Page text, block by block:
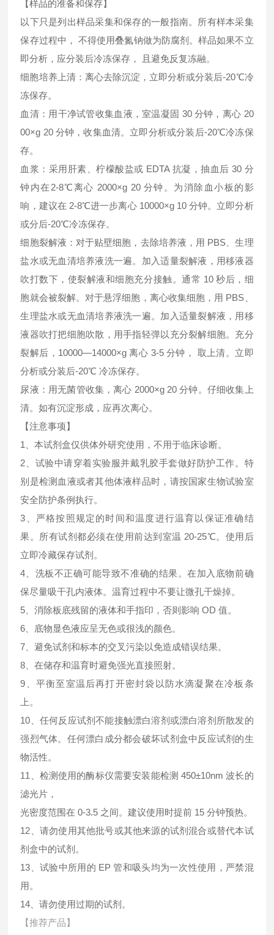
【样品的准备和保存】
以下只是列出样品采集和保存的一般指南。所有样本采集
保存过程中， 不得使用叠氮钠做为防腐剂。样品如果不立
即分析，应分装后冷冻保存， 且避免反复冻融。
细胞培养上清：离心去除沉淀，立即分析或分装后-20℃冷
冻保存。
血清：用干净试管收集血液，室温凝固 30 分钟，离心 20
00×g 20 分钟，收集血清。立即分析或分装后-20℃冷冻保
存。
血浆：采用肝素、柠檬酸盐或 EDTA 抗凝，抽血后 30 分
钟内在2-8℃离心 2000×g 20 分钟。为消除血小板的影
响，建议在 2-8℃进一步离心 10000×g 10 分钟。立即分析
或分后-20℃冷冻保存。
细胞裂解液：对于贴壁细胞，去除培养液，用 PBS、生理
盐水或无血清培养液洗一遍。加入适量裂解液，用移液器
吹打数下，使裂解液和细胞充分接触。通常 10 秒后，细
胞就会被裂解。对于悬浮细胞，离心收集细胞，用 PBS、
生理盐水或无血清培养液洗一遍。加入适量裂解液，用移
液器吹打把细胞吹散，用手指轻弹以充分裂解细胞。充分
裂解后，10000—14000×g 离心 3-5 分钟， 取上清。立即
分析或分装后-20℃ 冷冻保存。
尿液：用无菌管收集，离心 2000×g 20 分钟。仔细收集上
清。如有沉淀形成，应再次离心。
【注意事项】
1、本试剂盒仅供体外研究使用，不用于临床诊断。
2、试验中请穿着实验服并戴乳胶手套做好防护工作。特
别是检测血液或者其他体液样品时，请按国家生物试验室
安全防护条例执行。
3、严格按照规定的时间和温度进行温育以保证准确结
果。所有试剂都必须在使用前达到室温 20-25℃。使用后
立即冷藏保存试剂。
4、洗板不正确可能导致不准确的结果。在加入底物前确
保尽量吸干孔内液体。温育过程中不要让微孔干燥掉。
5、消除板底残留的液体和手指印，否则影响 OD 值。
6、底物显色液应呈无色或很浅的颜色。
7、避免试剂和标本的交叉污染以免造成错误结果。
8、在储存和温育时避免强光直接照射。
9、平衡至室温后再打开密封袋以防水滴凝聚在冷板条
上。
10、任何反应试剂不能接触漂白溶剂或漂白溶剂所散发的
强烈气体。任何漂白成分都会破坏试剂盒中反应试剂的生
物活性。
11、检测使用的酶标仪需要安装能检测 450±10nm 波长的
滤光片，
光密度范围在 0-3.5 之间。建议使用时提前 15 分钟预热。
12、请勿使用其他批号或其他来源的试剂混合或替代本试
剂盒中的试剂。
13、试验中所用的 EP 管和吸头均为一次性使用，严禁混
用。
14、请勿使用过期的试剂。
【推荐产品】